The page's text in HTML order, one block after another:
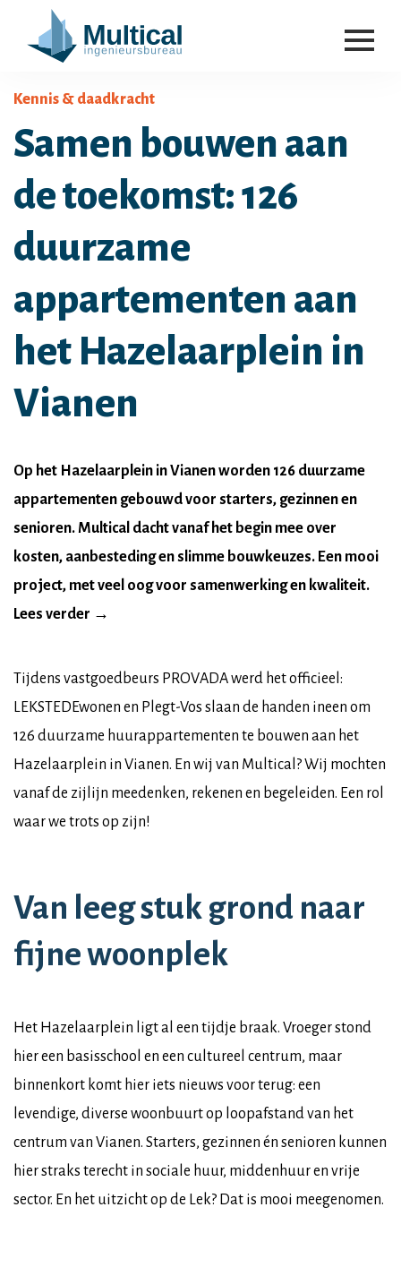
Kennis & daadkracht
Samen bouwen aan
de toekomst: 126
duurzame
appartementen aan
het Hazelaarplein in
Vianen
Op het Hazelaarplein in Vianen worden 126 duurzame
appartementen gebouwd voor starters, gezinnen en
senioren. Multical dacht vanaf het begin mee over
kosten, aanbesteding en slimme bouwkeuzes. Een mooi
project, met veel oog voor samenwerking en kwaliteit.
Lees verder →
Tijdens vastgoedbeurs PROVADA werd het officieel:
LEKSTEDEwonen en Plegt-Vos slaan de handen ineen om
126 duurzame huurappartementen te bouwen aan het
Hazelaarplein in Vianen. En wij van Multical? Wij mochten
vanaf de zijlijn meedenken, rekenen en begeleiden. Een rol
waar we trots op zijn!
Van leeg stuk grond naar
fijne woonplek
Het Hazelaarplein ligt al een tijdje braak. Vroeger stond
hier een basisschool en een cultureel centrum, maar
binnenkort komt hier iets nieuws voor terug: een
levendige, diverse woonbuurt op loopafstand van het
centrum van Vianen. Starters, gezinnen én senioren kunnen
hier straks terecht in sociale huur, middenhuur en vrije
sector. En het uitzicht op de Lek? Dat is mooi meegenomen.